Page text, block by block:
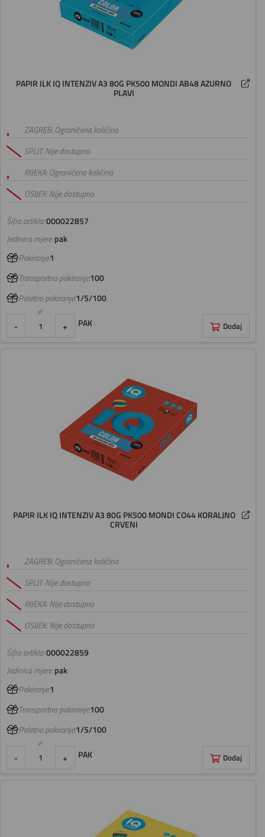
PAPIR ILK IQ INTENZIV A3 80G PK500 MONDI AB48 AZURNO
PLAVI
Šifra artikla:000022857
ZAGREB: Ograničena količina
SPLIT: Nije dostupno
RIJEKA: Ograničena količina
OSIJEK: Nije dostupno
Jedinica mjere:pak
Pakiranje:1
Transportno pakiranje:100
Paletno pakiranje:1/5/100
- + PAK Dodaj
PAPIR ILK IQ INTENZIV A3 80G PK500 MONDI CO44 KORALJNO
CRVENI
Šifra artikla:000022859
ZAGREB: Ograničena količina
SPLIT: Nije dostupno
RIJEKA: Nije dostupno
OSIJEK: Nije dostupno
Jedinica mjere:pak
Pakiranje:1
Transportno pakiranje:100
Paletno pakiranje:1/5/100
- + PAK Dodaj